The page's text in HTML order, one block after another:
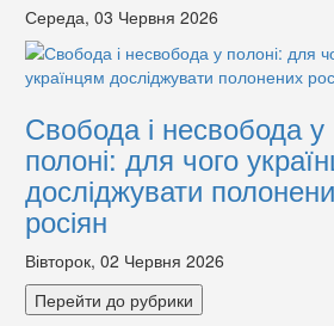
Середа, 03 Червня 2026
Свобода і несвобода у
полоні: для чого
досліджувати
росіян
Вівторок, 02 Червня 2026
Перейти до рубрики